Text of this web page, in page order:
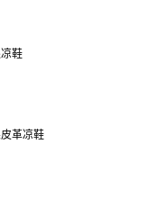
鞋
革凉鞋